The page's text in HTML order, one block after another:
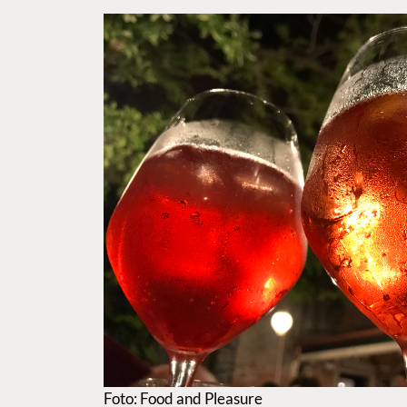
Foto: Food and Pleasure